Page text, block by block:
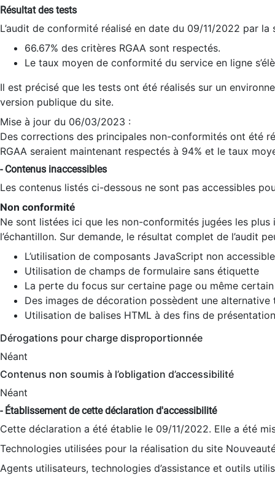
Résultat des tests
L’audit de conformité réalisé en date du 09/11/2022 par
66.67% des critères RGAA sont respectés.
Le taux moyen de conformité du service en ligne
Il est précisé que les tests ont été réalisés sur un
version publique du site.
Mise à jour du 06/03/2023 :
Des corrections des principales non-conformités ont été
RGAA seraient maintenant respectés à 94% et le taux
- Contenus inaccessibles
Les contenus listés ci-dessous ne sont pas accessibles
Non conformité
Ne sont listées ici que les non-conformités jugées les
l’échantillon. Sur demande, le résultat complet de l’audit
L’utilisation de composants JavaScript non
Utilisation de champs de formulaire sans étiquette
La perte du focus sur certaine page ou même
Des images de décoration possèdent une alternative
Utilisation de balises HTML à des fins de
Dérogations pour charge disproportionnée
Néant
Contenus non soumis à l’obligation d’accessibilité
Néant
- Établissement de cette déclaration d'accessibilité
Cette déclaration a été établie le 09/11/2022. Elle a été
Technologies utilisées pour la réalisation du site
Agents utilisateurs, technologies d’assistance et outils